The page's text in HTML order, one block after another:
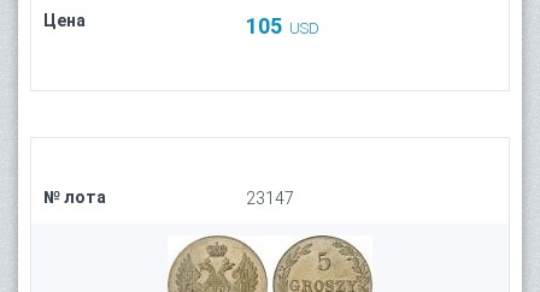
Цена 105 USD
№ лота 23147